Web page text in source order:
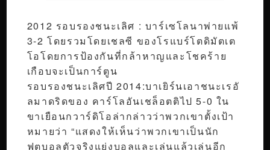
2012 รอบรองชนะเลิศ : บาร์เซโลนาพ่ายแพ้
3-2 โดยรวมโดยเชลซี ของโรแบร์โตดิมัตเต
โอโดยการป้องกันที่กล้าหาญและโชคร้าย
เกือบจะเป็นการ์ตูน
รอบรองชนะเลิศปี 2014:บาเยิร์นเอาชนะเรอั
ลมาดริดของ คาร์โลอันเชล็อตติไป 5-0 ใน
ขาเยือนกวาร์ดิโอล่ากล่าวว่าพวกเขาตั้งเป้า
หมายว่า “แสดงให้เห็นว่าพวกเขาเป็นนัก
ฟุตบอลตัวจริงแย่งบอลและเล่นแล้วเล่นอีก